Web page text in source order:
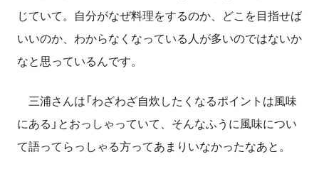
じていて。自分がなぜ料理をするのか、どこを目指せば
いいのか、わからなくなっている人が多いのではないか
なと思っているんです。
三浦さんは「わざわざ自炊したくなるポイントは風味
にある」とおっしゃっていて、そんなふうに風味につい
て語ってらっしゃる方ってあまりいなかったなあと。